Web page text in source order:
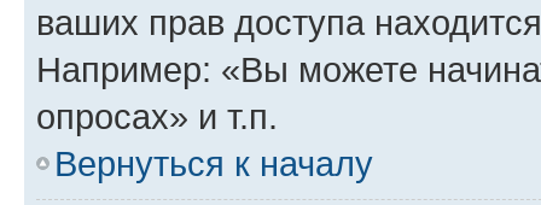
ваших прав доступа
Например: «Вы можете
опросах» и т.п.
Вернуться к началу